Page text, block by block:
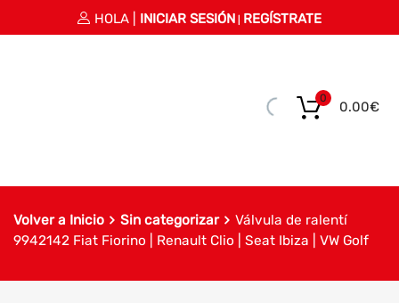
HOLA | INICIAR SESIÓN REGÍSTRATE
0.00€
0
Volver a Inicio Sin categorizar
Válvula de ralentí
9942142 Fiat Fiorino | Renault Clio | Seat Ibiza | VW Golf